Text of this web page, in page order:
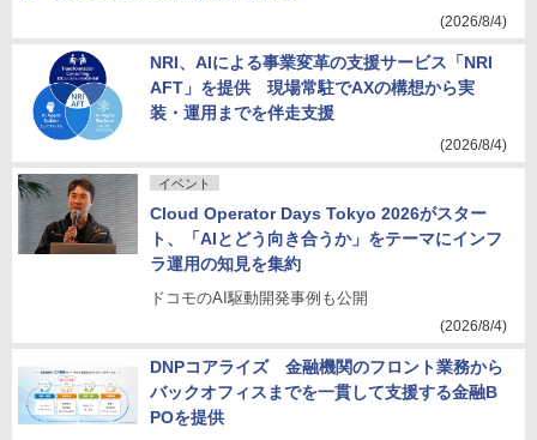
(2026/8/4)
NRI、AIによる事業変革の支援サービス「NRI
AFT」を提供 現場常駐でAXの構想から実
装・運用までを伴走支援
(2026/8/4)
イベント
Cloud Operator Days Tokyo 2026がスター
ト、「AIとどう向き合うか」をテーマにインフ
ラ運用の知見を集約
ドコモのAI駆動開発事例も公開
(2026/8/4)
DNPコアライズ 金融機関のフロント業務から
バックオフィスまでを一貫して支援する金融B
POを提供